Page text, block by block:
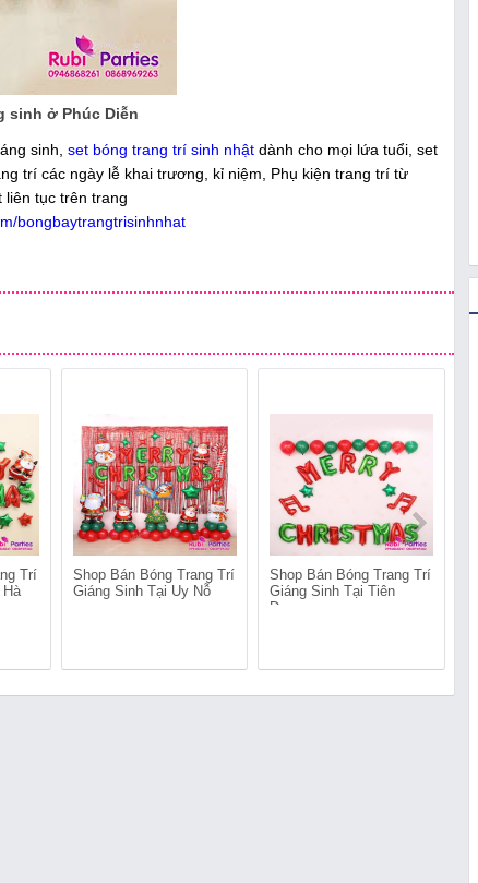
sinh ở Phúc Diễn
sinh, set bóng trang trí sinh nhật dành cho mọi lứa tuổi, set
trí các ngày lễ khai trương, kỉ niệm, Phụ kiện trang trí từ
liên tục trên trang
bongbaytrangtrisinhnhat
Trí
Shop Bán Bóng Trang Trí
Giáng Sinh Tại Uy Nỗ
Shop Bán Bóng Trang Trí
Giáng Sinh Tại Tiên
Dương